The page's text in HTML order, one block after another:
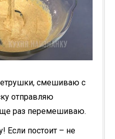
смешиваю с
отправляю
раз перемешиваю.
Если постоит – не